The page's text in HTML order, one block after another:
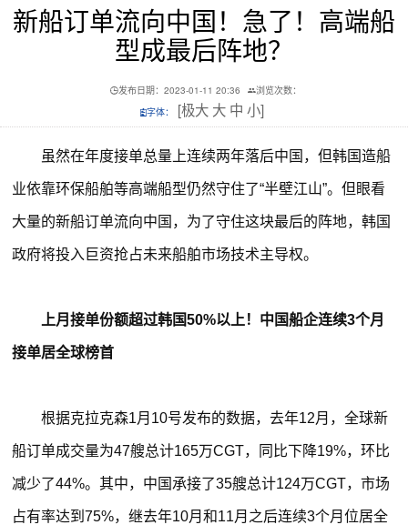
新船订单流向中国！急了！高端船
型成最后阵地？
发布日期：2023-01-11 20:36
浏览次数：
字体：
[极大 大 中 小]
虽然在年度接单总量上连续两年落后中国，但韩国造船
业依靠环保船舶等高端船型仍然守住了“半壁江山”。但眼看
大量的新船订单流向中国，为了守住这块最后的阵地，韩国
政府将投入巨资抢占未来船舶市场技术主导权。
上月接单份额超过韩国50%以上！中国船企连续3个月
接单居全球榜首
根据克拉克森1月10号发布的数据，去年12月，全球新
船订单成交量为47艘总计165万CGT，同比下降19%，环比
减少了44%。其中，中国承接了35艘总计124万CGT，市场
占有率达到75%，继去年10月和11月之后连续3个月位居全